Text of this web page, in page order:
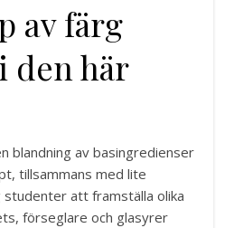
av färg
den här
blandning av basingredienser
tillsammans med lite
studenter att framställa olika
förseglare och glasyrer